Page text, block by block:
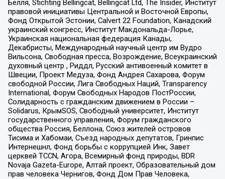
Бёлля, Stichting Bellingcat, Bellingcat Ltd, The Insider, Институт
правовой инициативы Центральной и Восточной Европы,
Фонд Открытой Эстонии, Calvert 22 Foundation, Канадский
украинский конгресс, Институт Макдональда-Лорье,
Украинская национальная федерация Канады,
Декабристы, Международный научный центр им Вудро
Вильсона, Свободная пресса, Возрождение, Всеукраинский
духовный центр , Риддл, Русский антивоенный комитет в
Швеции, Проект Медуза, Фонд Андрея Сахарова, Форум
свободной России, Лига Свободных Наций, Transparеncy
International, Форум Свободных Народов ПостРоссии,
Солидарность с гражданским движением в России –
Solidarus, КрымSOS, Свободный университет, Институт
государственного управления, Форум гражданского
общества Россия, Беллона, Союз жителей островов
Тисима и Хабомаи, Съезд народных депутатов, Гринпис
Интернешнл, Фонд борьбы с коррупцией Инк, Завет
церквей TCCN, Агора, Всемирный фонд природы, BDR
Novaja Gazeta-Europe, Алтай проект, Образовательный дом
прав человека Чернигов, Фонд Дом Прав Человека,